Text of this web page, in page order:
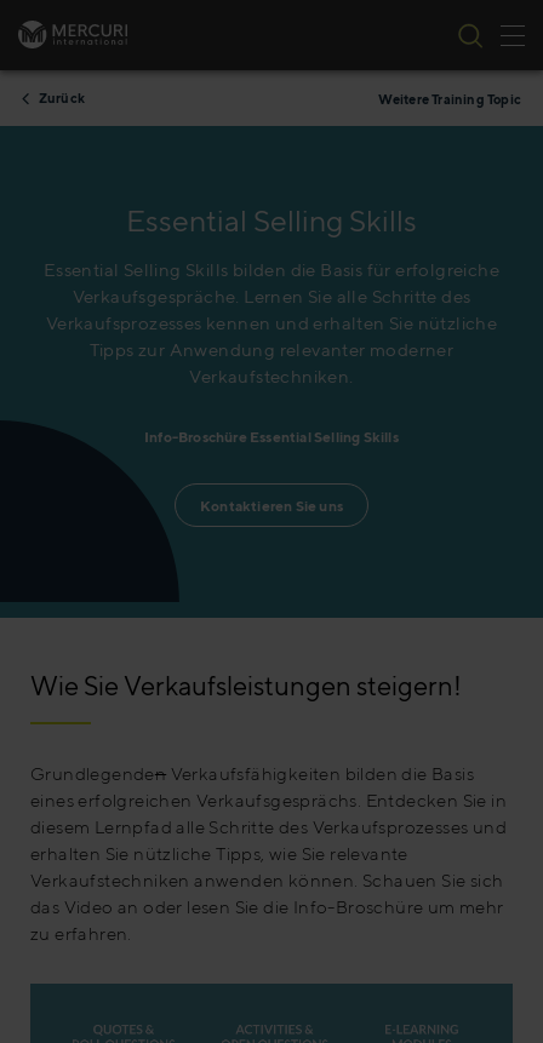
Zum Inhalt springen
Zurück Weitere Training Topic
Essential Selling Skills
Essential Selling Skills bilden die Basis für erfolgreiche
Verkaufsgespräche. Lernen Sie alle Schritte des
Verkaufsprozesses kennen und erhalten Sie nützliche
Tipps zur Anwendung relevanter moderner
Verkaufstechniken.
Info-Broschüre Essential Selling Skills
Kontaktieren Sie uns
Wie Sie Verkaufsleistungen steigern!
Grundlegenden Verkaufsfähigkeiten bilden die Basis
eines erfolgreichen Verkaufsgesprächs. Entdecken Sie in
diesem Lernpfad alle Schritte des Verkaufsprozesses und
erhalten Sie nützliche Tipps, wie Sie relevante
Verkaufstechniken anwenden können. Schauen Sie sich
das Video an oder lesen Sie die Info-Broschüre um mehr
zu erfahren.